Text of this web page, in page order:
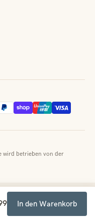
In den Warenkorb
wird betrieben von der